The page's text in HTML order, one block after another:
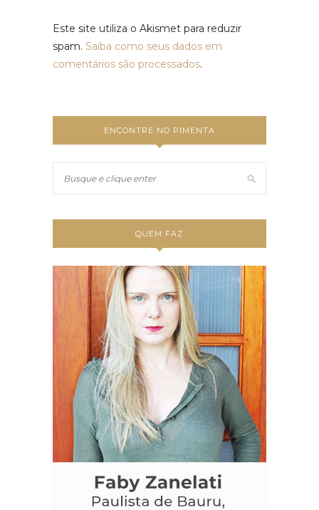
Este site utiliza o Akismet para reduzir
spam. Saiba como seus dados em
comentários são processados.
ENCONTRE NO PIMENTA
QUEM FAZ